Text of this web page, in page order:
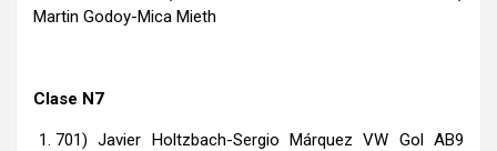
Martin Godoy-Mica Mieth
Clase N7
701) Javier Holtzbach-Sergio Márquez VW Gol AB9